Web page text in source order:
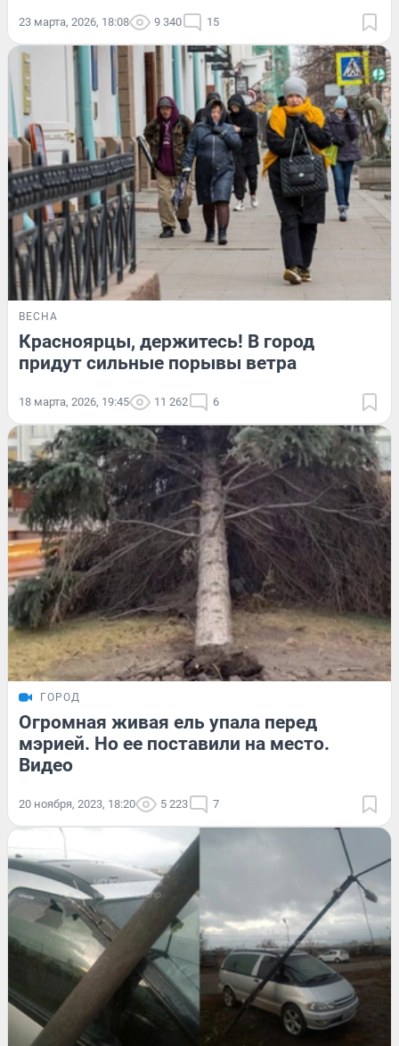
23 марта, 2026, 18:08 9 340 15
ВЕСНА
Красноярцы, держитесь! В город
придут сильные порывы ветра
18 марта, 2026, 19:45 11 262 6
ГОРОД
Огромная живая ель упала перед
мэрией. Но ее поставили на место.
Видео
20 ноября, 2023, 18:20 5 223 7